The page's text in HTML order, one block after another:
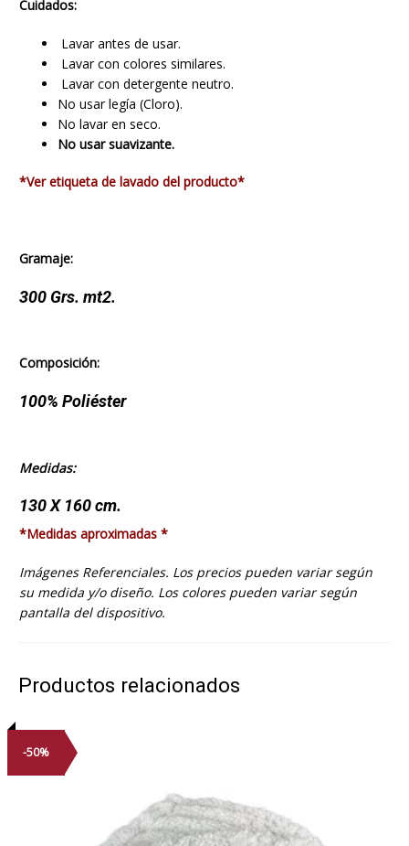
Cuidados:
Lavar antes de usar.
Lavar con colores similares.
Lavar con detergente neutro.
No usar legía (Cloro).
No lavar en seco.
No usar suavizante.
*Ver etiqueta de lavado del producto*
Gramaje:
300Grs. mt2.
Composición:
100% Poliéster
Medidas:
130 X 160 cm.
*Medidas aproximadas *
Imágenes Referenciales. Los precios pueden variar según
su medida y/o diseño. Los colores pueden variar según
pantalla del dispositivo.
Productos relacionados
-50%